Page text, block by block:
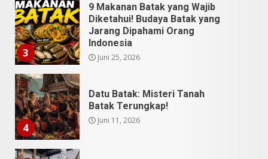
3
9 Makanan Batak yang Wajib
Diketahui! Budaya Batak yang
Jarang Dipahami Orang
Indonesia
Juni 25, 2026
4
Datu Batak: Misteri Tanah
Batak Terungkap!
Juni 11, 2026